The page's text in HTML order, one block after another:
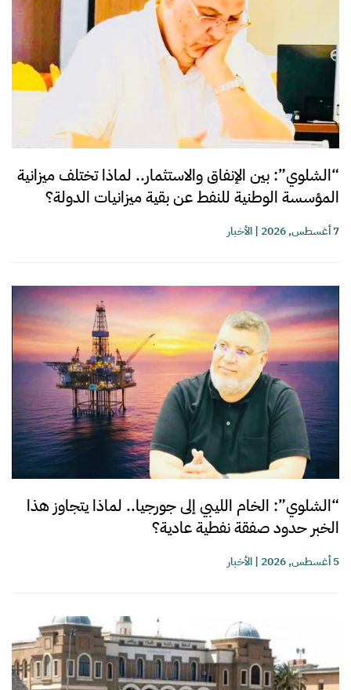
“الشلوي”: بين الإنفاق والاستثمار.. لماذا تختلف ميزانية
المؤسسة الوطنية للنفط عن بقية ميزانيات الدولة؟
7 أغسطس, 2026 |الأخبار
“الشلوي”: الخام الليبي إلى جورجيا.. لماذا يتجاوز هذا
الخبر حدود صفقة نفطية عادية؟
5 أغسطس, 2026 |الأخبار